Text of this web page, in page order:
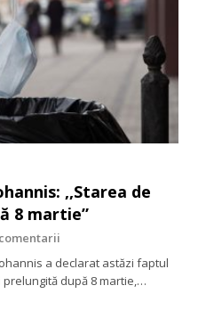
,,Starea de
8 martie”
a declarat astăzi faptul
după 8 martie,…